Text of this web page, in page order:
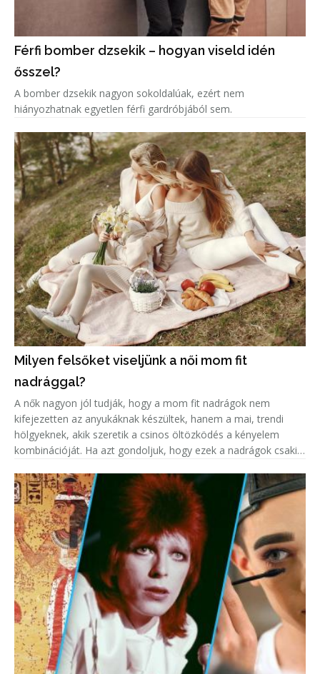
Férfi bomber dzsekik – hogyan viseld idén
ősszel?
A bomber dzsekik nagyon sokoldalúak, ezért nem
hiányozhatnak egyetlen férfi gardróbjából sem.
Milyen felsőket viseljünk a női mom fit
nadrággal?
A nők nagyon jól tudják, hogy a mom fit nadrágok nem
kifejezetten az anyukáknak készültek, hanem a mai, trendi
hölgyeknek, akik szeretik a csinos öltözködés a kényelem
kombinációját. Ha azt gondoljuk, hogy ezek a nadrágok csakis
minden koro